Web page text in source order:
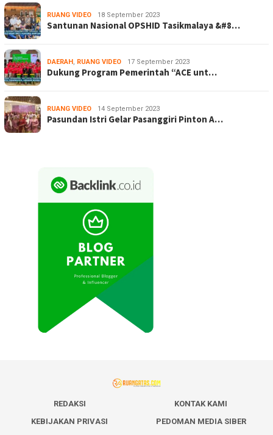
RUANG VIDEO 18 September 2023
Santunan Nasional OPSHID Tasikmalaya &#8…
DAERAH, RUANG VIDEO 17 September 2023
Dukung Program Pemerintah “ACE unt…
RUANG VIDEO 14 September 2023
Pasundan Istri Gelar Pasanggiri Pinton A…
REDAKSI
KONTAK KAMI
KEBIJAKAN PRIVASI
PEDOMAN MEDIA SIBER